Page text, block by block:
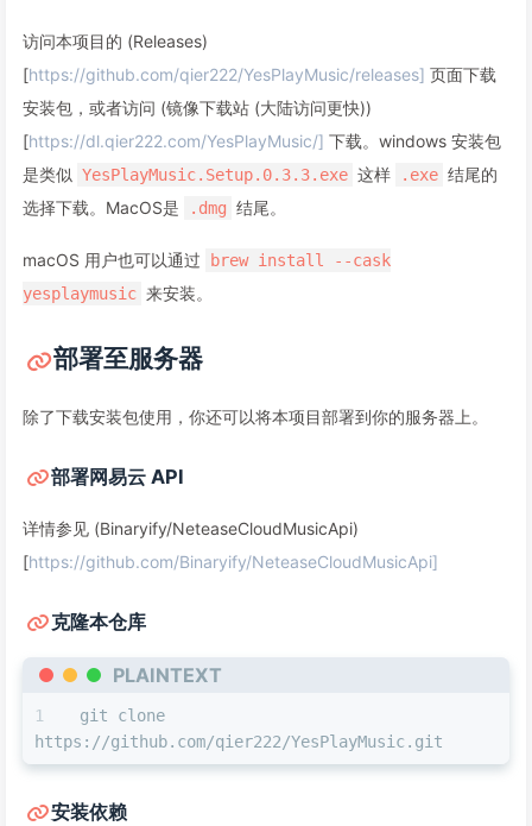
访问本项目的 (Releases)
[https://github.com/qier222/YesPlayMusic/releases] 页面下载
安装包，或者访问 (镜像下载站 (大陆访问更快))
[https://dl.qier222.com/YesPlayMusic/] 下载。windows 安装包
是类似 YesPlayMusic.Setup.0.3.3.exe 这样 .exe 结尾的
选择下载。MacOS是
.dmg 结尾。
macOS 用户也可以通过
brew install --cask
yesplaymusic 来安装。
部署至服务器
除了下载安装包使用，你还可以将本项目部署到你的服务器上。
部署网易云 API
详情参见 (Binaryify/NeteaseCloudMusicApi)
[https://github.com/Binaryify/NeteaseCloudMusicApi]
克隆本仓库
PLAINTEXT
git clone
https://github.com/qier222/YesPlayMusic.git
安装依赖